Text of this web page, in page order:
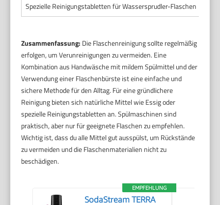
Spezielle Reinigungstabletten für Wassersprudler-Flaschen
Zusammenfassung: Die Flaschenreinigung sollte regelmäßig
erfolgen, um Verunreinigungen zu vermeiden. Eine
Kombination aus Handwäsche mit mildem Spülmittel und der
Verwendung einer Flaschenbürste ist eine einfache und
sichere Methode für den Alltag. Für eine gründlichere
Reinigung bieten sich natürliche Mittel wie Essig oder
spezielle Reinigungstabletten an. Spülmaschinen sind
praktisch, aber nur für geeignete Flaschen zu empfehlen.
Wichtig ist, dass du alle Mittel gut ausspülst, um Rückstände
zu vermeiden und die Flaschenmaterialien nicht zu
beschädigen.
EMPFEHLUNG
SodaStream TERRA